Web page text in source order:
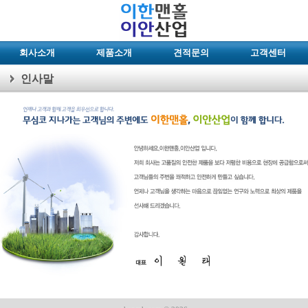
회사소개 제품소개 견적문의 고객센터
인사말